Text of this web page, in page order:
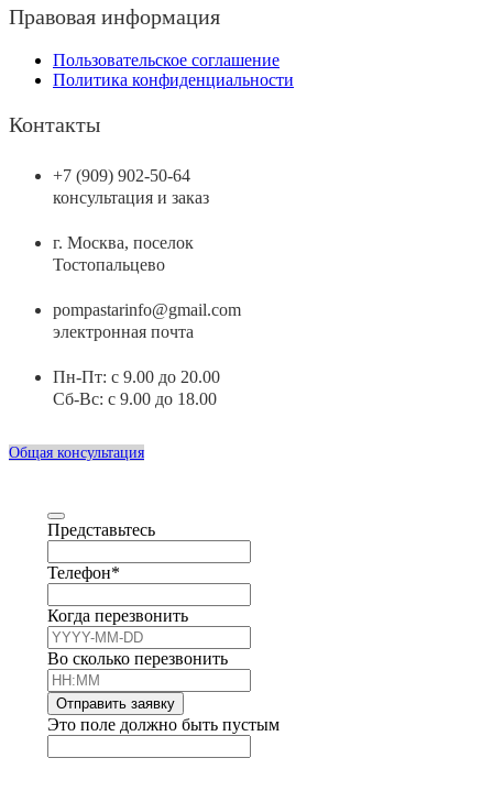
Правовая информация
Пользовательское соглашение
Политика конфиденциальности
Контакты
+7 (909) 902-50-64
консультация и заказ
г. Москва, поселок
Тостопальцево
pompastarinfo@gmail.com
электронная почта
Пн-Пт: с 9.00 до 20.00
Сб-Вс: с 9.00 до 18.00
Общая консультация
Представьтесь
Телефон*
Когда перезвонить
Во сколько перезвонить
Отправить заявку
Это поле должно быть пустым